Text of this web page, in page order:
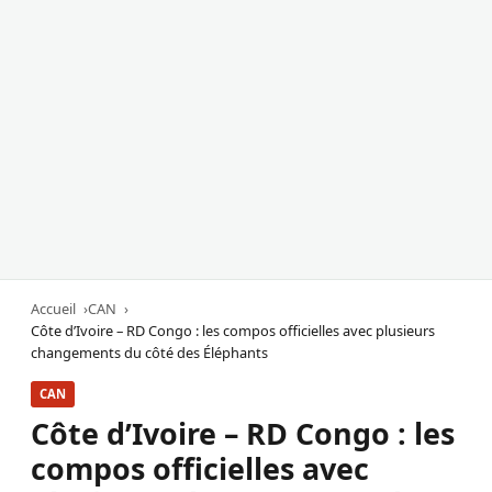
Accueil
CAN
Côte d’Ivoire – RD Congo : les compos officielles avec plusieurs
changements du côté des Éléphants
CAN
Côte d’Ivoire – RD Congo : les
compos officielles avec